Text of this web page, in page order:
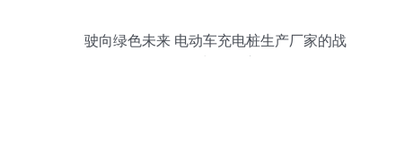
驶向绿色未来 电动车充电桩生产厂家的战